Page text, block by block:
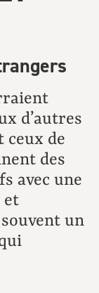
d’autres
ceux de
des
avec une
et
un